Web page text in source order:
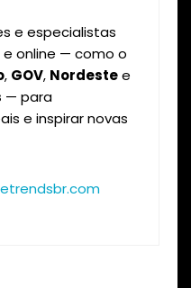
e especialistas
online — como o
, GOV, Nordestee
— para
e inspirar novas